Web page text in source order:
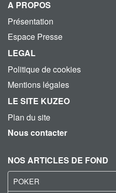
A PROPOS
Présentation
Espace Presse
LEGAL
Politique de cookies
Mentions légales
LE SITE KUZEO
Plan du site
Nous contacter
NOS ARTICLES DE FOND
POKER